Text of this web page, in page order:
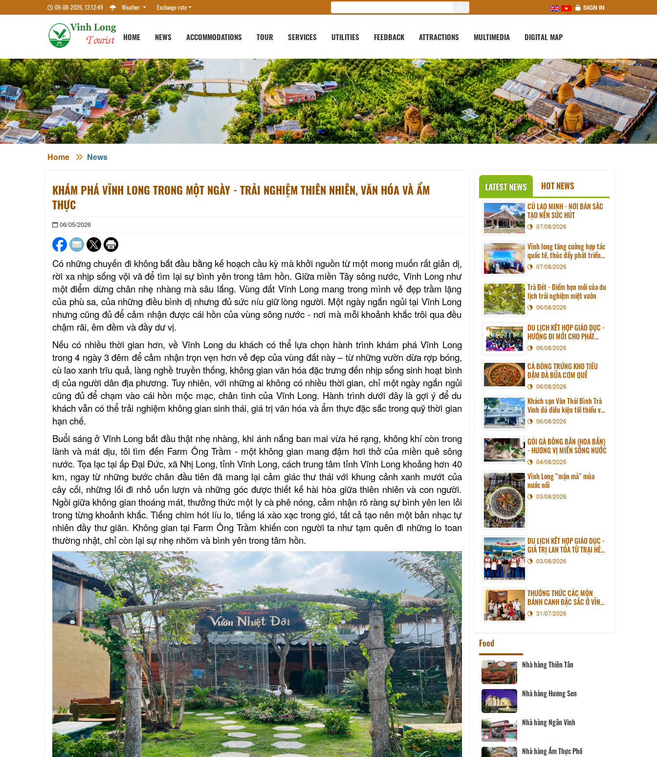
09-08-2026, 12:12:51 Weather Exchange rate SIGN IN
HOME NEWS ACCOMMODATIONS TOUR SERVICES UTILITIES FEEDBACK ATTRACTIONS MULTIMEDIA DIGITAL MAP
Home News
KHÁM PHÁ VĨNH LONG TRONG MỘT NGÀY - TRẢI NGHIỆM THIÊN NHIÊN, VĂN HÓA VÀ ẨM
THỰC
06/05/2026
Có những chuyến đi không bắt đầu bằng kế hoạch cầu kỳ mà khởi nguồn từ một mong muốn rất giản dị,
rời xa nhịp sống vội vã để tìm lại sự bình yên trong tâm hồn. Giữa miền Tây sông nước, Vĩnh Long như
một điểm dừng chân nhẹ nhàng mà sâu lắng. Vùng đất Vĩnh Long mang trong mình vẻ đẹp trầm lặng
của phù sa, của những điều bình dị nhưng đủ sức níu giữ lòng người. Một ngày ngắn ngủi tại Vĩnh Long
nhưng cũng đủ để cảm nhận được cái hồn của vùng sông nước - nơi mà mỗi khoảnh khắc trôi qua đều
chậm rãi, êm đềm và đầy dư vị.
Nếu có nhiều thời gian hơn, về Vĩnh Long du khách có thể lựa chọn hành trình khám phá Vĩnh Long
trong 4 ngày 3 đêm để cảm nhận trọn vẹn hơn vẻ đẹp của vùng đất này – từ những vườn dừa rợp bóng,
cù lao xanh trĩu quả, làng nghề truyền thống, không gian văn hóa đặc trưng đến nhịp sống sinh hoạt bình
dị của người dân địa phương. Tuy nhiên, với những ai không có nhiều thời gian, chỉ một ngày ngắn ngủi
cũng đủ để chạm vào cái hồn mộc mạc, chân tình của Vĩnh Long. Hành trình dưới đây là gợi ý để du
khách vẫn có thể trải nghiệm không gian sinh thái, giá trị văn hóa và ẩm thực đặc sắc trong quỹ thời gian
hạn chế.
Buổi sáng ở Vĩnh Long bắt đầu thật nhẹ nhàng, khi ánh nắng ban mai vừa hé rạng, không khí còn trong
lành và mát dịu, tôi tìm đến Farm Ông Trầm - một không gian mang đậm hơi thở của miền quê sông
nước. Tọa lạc tạiấp Đại Đức, xã Nhị Long, tỉnh Vĩnh Long, cách trung tâm tỉnh Vĩnh Long khoảng hơn 40
km, ngay từ những bước chân đầu tiên đã mang lại cảm giác thư thái với khung cảnh xanh mướt của
cây cối, những lối đi nhỏ uốn lượn và những góc được thiết kế hài hòa giữa thiên nhiên và con người.
Ngồi giữa không gian thoáng mát, thưởng thức một ly cà phê nóng, cảm nhận rõ ràng sự bình yên len lỏi
trong từng khoảnh khắc. Tiếng chim hót líu lo, tiếng lá xào xạc trong gió, tất cả tạo nên một bản nhạc tự
nhiên đầy thư giãn. Không gian tại Farm Ông Trầm khiến con người ta như tạm quên đi những lo toan
thường nhật, chỉ còn lại sự nhẹ nhõm và bình yên trong tâm hồn.
LATEST NEWS HOT NEWS
CÙ LAO MINH - NƠI BẢN SẮC
TẠO NÊN SỨC HÚT
07/08/2026
Vĩnh long tăng cường hợp tác
quốc tế, thúc đẩy phát triển
du lịch qua chương trình làm
việc với đoàn công tác huyện
Sunchang (Hàn quốc)
07/08/2026
Trà Đét - Điểm hẹn mới của du
lịch trải nghiệm miệt vườn
06/08/2026
DU LỊCH KẾT HỢP GIÁO DỤC -
HƯỚNG ĐI MỚI CHO PHÁT
TRIỂN DU LỊCH BỀN VỮNG
06/08/2026
CÁ BÓNG TRỨNG KHO TIÊU
ĐẬM ĐÀ BỮA CƠM QUÊ
06/08/2026
Khách sạn Văn Thái Bình Trà
Vinh đủ điều kiện tối thiểu về
cơ sở vật chất kỹ thuật và
dịch vụ của cơ sở lưu trú du
lịch
06/08/2026
GỎI GÀ BÔNG BẦN (HOA BẦN)
- HƯƠNG VỊ MIỀN SÔNG NƯỚC
04/08/2026
Vĩnh Long “mặn mà” mùa
nước nổi
03/08/2026
DU LỊCH KẾT HỢP GIÁO DỤC -
GIÁ TRỊ LAN TỎA TỪ TRẠI HÈ
PHƯƠNG NAM NĂM 2026
03/08/2026
THƯỞNG THỨC CÁC MÓN
BÁNH CANH ĐẶC SẮC Ở VĨNH
LONG31/07/2026
Food
Nhà hàng Thiên Tân
Nhà hàng Hương Sen
Nhà hàng Ngân Vinh
Nhà hàng Ẩm Thực Phố
Nhà hàng Phương Thủy
Tàu nhà hàng Sài Gòn - Vĩnh
Nhà hàng Song Thảo
Nhà hàng Sáu Tú